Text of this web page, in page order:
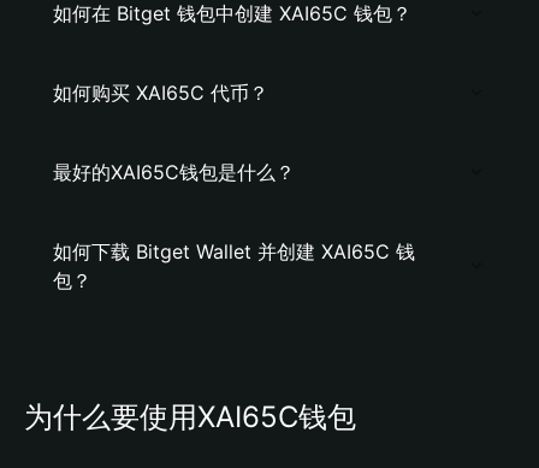
如何在 Bitget 钱包中创建 XAI65C 钱包？
如何购买 XAI65C 代币？
最好的XAI65C钱包是什么？
如何下载 Bitget Wallet 并创建 XAI65C 钱
包？
为什么要使用XAI65C钱包